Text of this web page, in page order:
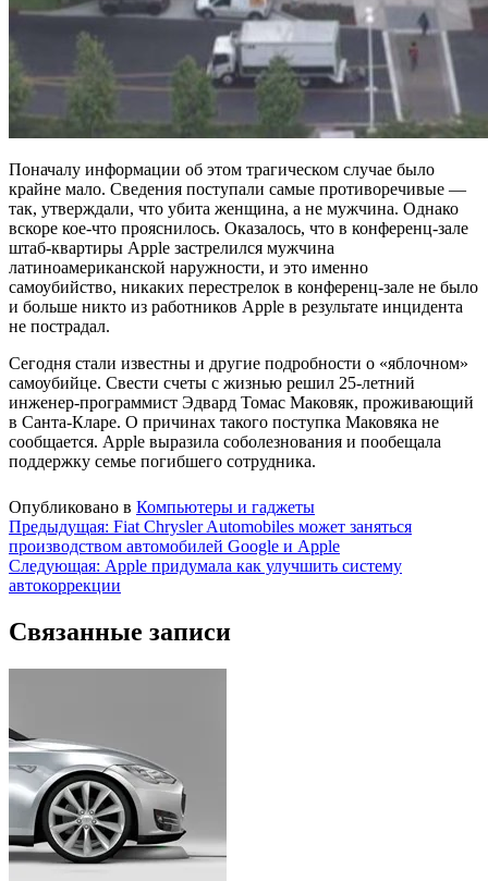
Поначалу информации об этом трагическом случае было
крайне мало. Сведения поступали самые противоречивые —
так, утверждали, что убита женщина, а не мужчина. Однако
вскоре кое-что прояснилось. Оказалось, что в конференц-зале
штаб-квартиры Apple застрелился мужчина
латиноамериканской наружности, и это именно
самоубийство, никаких перестрелок в конференц-зале не было
и больше никто из работников Apple в результате инцидента
не пострадал.
Сегодня стали известны и другие подробности о «яблочном»
самоубийце. Свести счеты с жизнью решил 25-летний
инженер-программист Эдвард Томас Маковяк, проживающий
в Санта-Кларе. О причинах такого поступка Маковяка не
сообщается. Apple выразила соболезнования и пообещала
поддержку семье погибшего сотрудника.
Опубликовано в Компьютеры и гаджеты
Навигация
по
записям
Предыдущая: Fiat Chrysler Automobiles может заняться
производством автомобилей Google и Apple
Следующая: Apple придумала как улучшить систему
автокоррекции
Связанные записи